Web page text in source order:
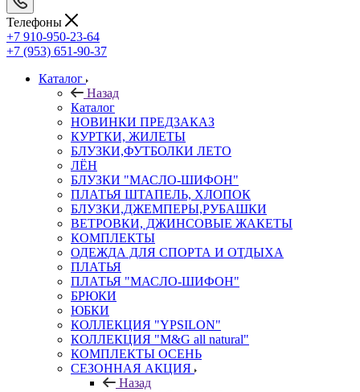
Телефоны
+7 910-950-23-64
+7 (953) 651-90-37
Каталог
Назад
Каталог
НОВИНКИ ПРЕДЗАКАЗ
КУРТКИ, ЖИЛЕТЫ
БЛУЗКИ,ФУТБОЛКИ ЛЕТО
ЛЁН
БЛУЗКИ "МАСЛО-ШИФОН"
ПЛАТЬЯ ШТАПЕЛЬ, ХЛОПОК
БЛУЗКИ,ДЖЕМПЕРЫ,РУБАШКИ
ВЕТРОВКИ, ДЖИНСОВЫЕ ЖАКЕТЫ
КОМПЛЕКТЫ
ОДЕЖДА ДЛЯ СПОРТА И ОТДЫХА
ПЛАТЬЯ
ПЛАТЬЯ "МАСЛО-ШИФОН"
БРЮКИ
ЮБКИ
КОЛЛЕКЦИЯ "YPSILON"
КОЛЛЕКЦИЯ "M&G all natural"
КОМПЛЕКТЫ ОСЕНЬ
СЕЗОННАЯ АКЦИЯ
Назад